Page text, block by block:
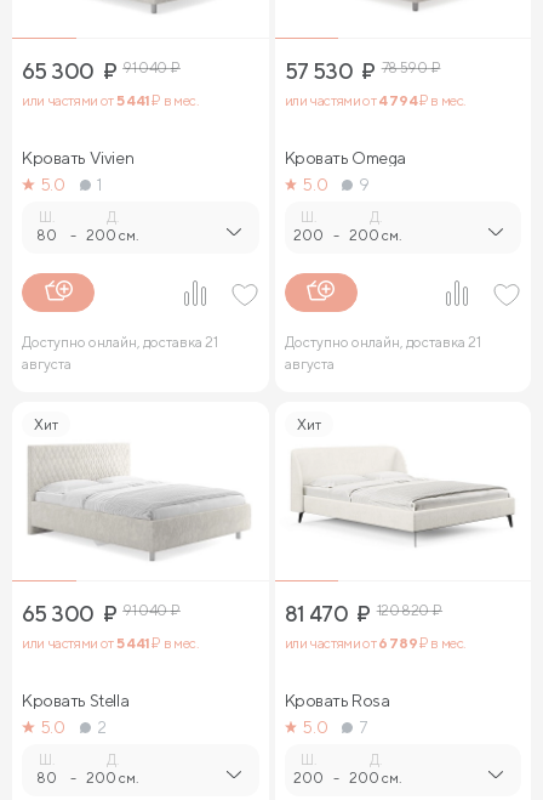
65 300 ₽ 91 040₽
или частями от5 441₽ в мес.
Кровать Vivien
5.0
1
80 -
Д.
200 см.
Доступно онлайн, доставка 21
августа
57 530 ₽ 78 590₽
или частями от4 794₽ в мес.
Кровать Omega
5.0
9
200 -
Д.
200 см.
Доступно онлайн, доставка 21
августа
Хит
65 300 ₽ 91 040₽
или частями от5 441₽ в мес.
Кровать Stella
5.0
2
80 -
Д.
200 см.
Хит
81 470 ₽ 120 820₽
или частями от6 789₽ в мес.
Кровать Rosa
5.0
7
200 -
Д.
200 см.